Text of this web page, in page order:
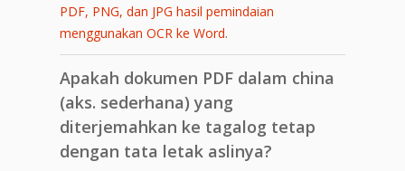
PDF, PNG, dan JPG hasil pemindaian
menggunakan OCR ke Word.
Apakah dokumen PDF dalam china
(aks. sederhana) yang
diterjemahkan ke tagalog tetap
dengan tata letak aslinya?